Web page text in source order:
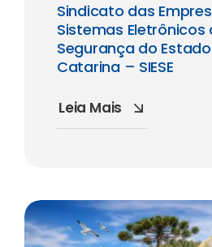
Sindicato das
Sistemas Eletrônicos
Segurança do
Catarina – SIESE
Leia Mais